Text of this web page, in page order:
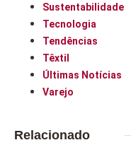
Sustentabilidade
Tecnologia
Tendências
Têxtil
Últimas Notícias
Varejo
Relacionado